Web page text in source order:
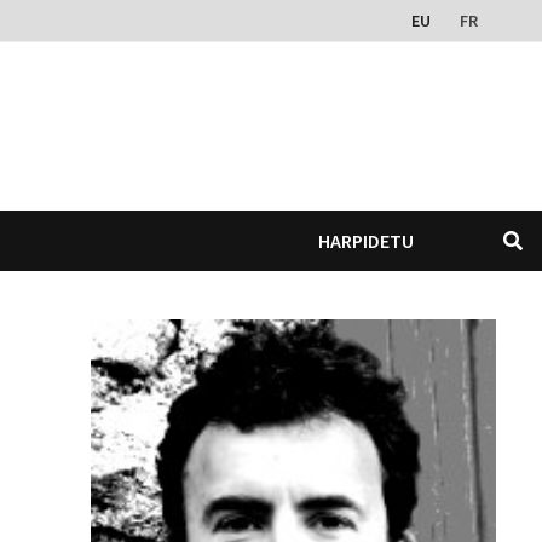
EU FR
HARPIDETU